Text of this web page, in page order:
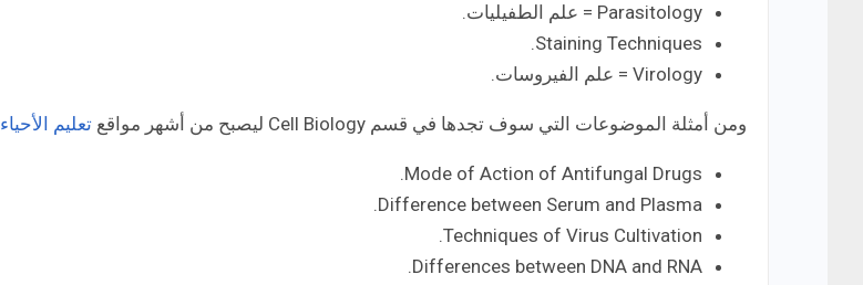
Parasitology = علم الطفيليات.
Staining Techniques.
Virology = علم الفيروسات.
ومن أمثلة الموضوعات التي سوف تجدها في قسم Cell Biology ليصبح من أشهر مواقع تعليم الأحياء
Mode of Action of Antifungal Drugs.
Difference between Serum and Plasma.
Techniques of Virus Cultivation.
Differences between DNA and RNA.